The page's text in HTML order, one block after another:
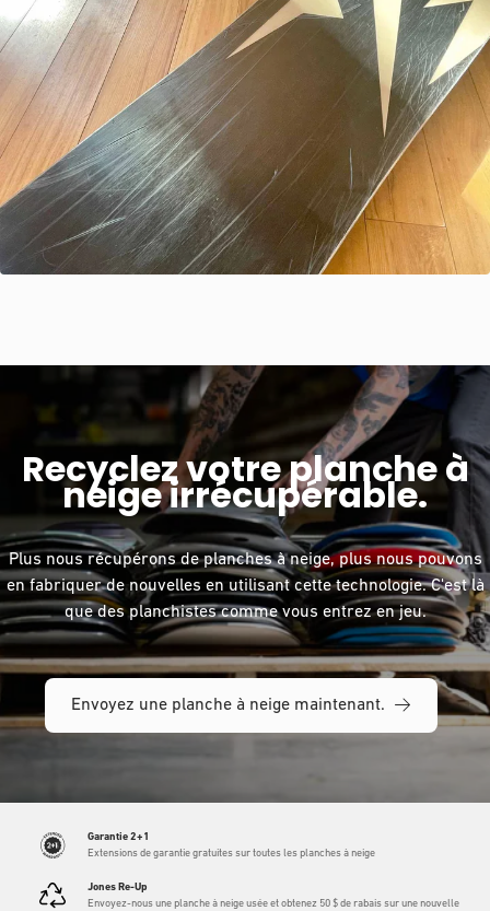
Recyclez votre planche à
neige irrécupérable.
Plus nous récupérons de planches à neige, plus nous pouvons
en fabriquer de nouvelles en utilisant cette technologie. C'est là
que des planchistes comme vous entrez en jeu.
Envoyez une planche à neige maintenant.
Garantie 2+1
Extensions de garantie gratuites sur toutes les planches à neige
Jones Re-Up
Envoyez-nous une planche à neige usée et obtenez 50 $ de rabais sur une nouvelle